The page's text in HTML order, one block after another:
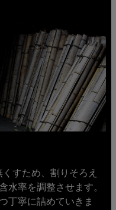
すため、割りそろえ
水率を調整させます。
丁寧に詰めていきま